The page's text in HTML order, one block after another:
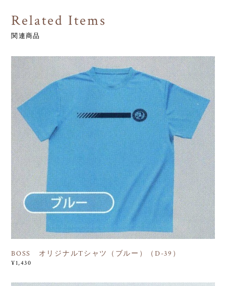
Related Items
関連商品
BOSS オリジナルTシャツ（ブルー）（D-39）
¥1,430